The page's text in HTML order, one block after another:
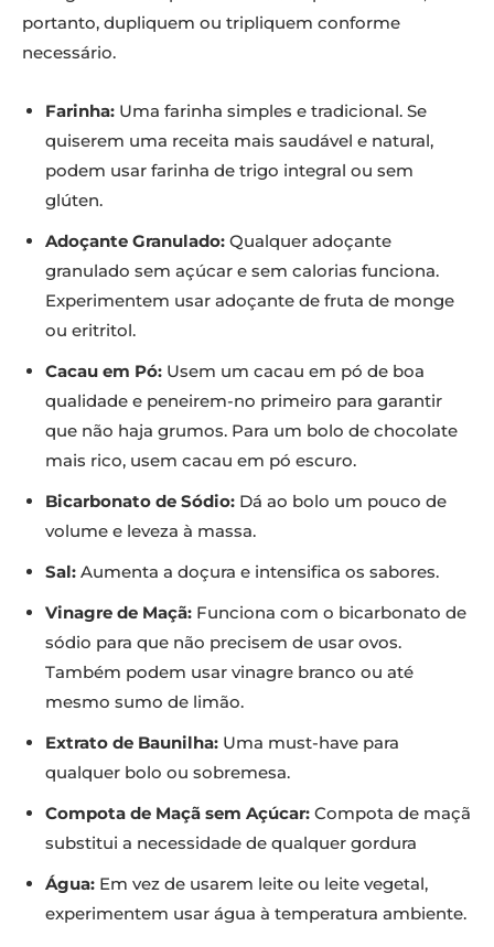
portanto, dupliquem ou tripliquem conforme
necessário.
Farinha: Uma farinha simples e tradicional. Se
quiserem uma receita mais saudável e natural,
podem usar farinha de trigo integral ou sem
glúten.
Adoçante Granulado: Qualquer adoçante
granulado sem açúcar e sem calorias funciona.
Experimentem usar adoçante de fruta de monge
ou eritritol.
Cacau em Pó: Usem um cacau em pó de boa
qualidade e peneirem-no primeiro para garantir
que não haja grumos. Para um bolo de chocolate
mais rico, usem cacau em pó escuro.
Bicarbonato de Sódio: Dá ao bolo um pouco de
volume e leveza à massa.
Sal: Aumenta a doçura e intensifica os sabores.
Vinagre de Maçã: Funciona com o bicarbonato de
sódio para que não precisem de usar ovos.
Também podem usar vinagre branco ou até
mesmo sumo de limão.
Extrato de Baunilha: Uma must-have para
qualquer bolo ou sobremesa.
Compota de Maçã sem Açúcar: Compota de maçã
substitui a necessidade de qualquer gordura
Água: Em vez de usarem leite ou leite vegetal,
experimentem usar água à temperatura ambiente.